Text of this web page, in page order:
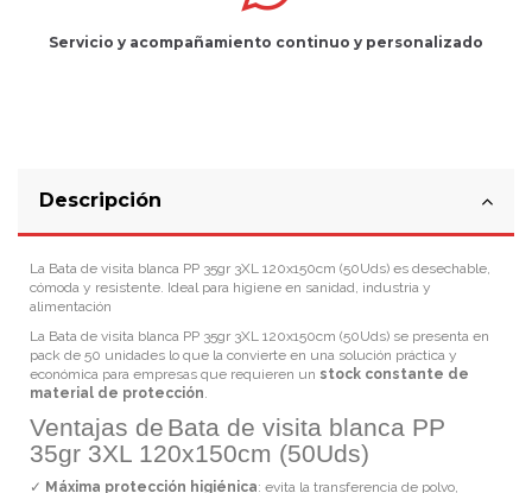
Servicio y acompañamiento continuo y personalizado
Descripción
La Bata de visita blanca PP 35gr 3XL 120x150cm (50Uds) es desechable,
cómoda y resistente. Ideal para higiene en sanidad, industria y
alimentación
La Bata de visita blanca PP 35gr 3XL 120x150cm (50Uds) se presenta en
pack de 50 unidades lo que la convierte en una solución práctica y
económica para empresas que requieren un stock constante de
material de protección.
Ventajas de Bata de visita blanca PP
35gr 3XL 120x150cm (50Uds)
✓ Máxima protección higiénica: evita la transferencia de polvo,